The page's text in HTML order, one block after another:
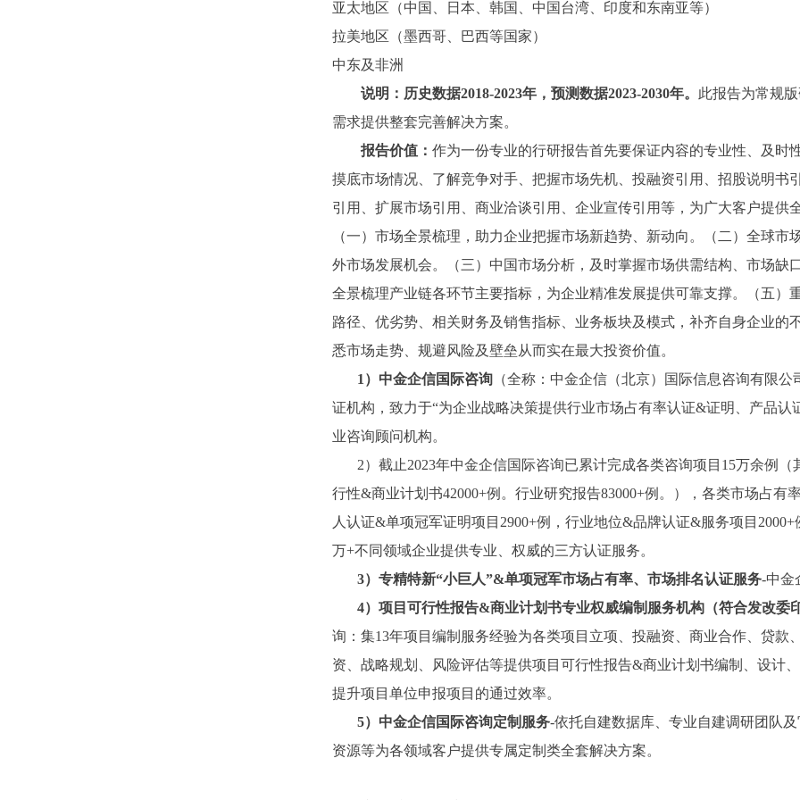
亚太地区（中国、日本、韩国、中国台湾、印度和东南亚等）
拉美地区（墨西哥、巴西等国家）
中东及非洲
说明：历史数据2018-2023年，预测数据2023-2030年。 此报告为常规
需求提供整套完善解决方案。
报告价值： 作为一份专业的行研报告首先要保证内容的专业性、及时
摸底市场情况、了解竞争对手、把握市场先机、投融资引用、招股说明书
引用、扩展市场引用、商业洽谈引用、企业宣传引用等，为广大客户提供
（一）市场全景梳理，助力企业把握市场新趋势、新动向。（二）全球
外市场发展机会。（三）中国市场分析，及时掌握市场供需结构、市场缺
全景梳理产业链各环节主要指标，为企业精准发展提供可靠支撑。（五）
路径、优劣势、相关财务及销售指标、业务板块及模式，补齐自身企业
悉市场走势、规避风险及壁垒从而实在最大投资价值。
1）中金企信国际咨询 （全称：中金企信（北京）国际信息咨询有限
证机构，致力于“为企业战略决策提供行业市场占有率认证&证明、产品认
业咨询顾问机构。
2）截止2023年中金企信国际咨询已累计完成各类咨询项目15万余例（
行性&商业计划书42000+例。行业研究报告83000+例。），各类市场占
人认证&单项冠军证明项目2900+例，行业地位&品牌认证&服务项目
万+不同领域企业提供专业、权威的三方认证服务。
3）专精特新“小巨人”&单项冠军市场占有率、市场排名认证服务-中金
4）项目可行性报告&商业计划书专业权威编制服务机构（符合发改委
询：集13年项目编制服务经验为各类项目立项、投融资、商业合作、贷
资、战略规划、风险评估等提供项目可行性报告&商业计划书编制、设计
提升项目单位申报项目的通过效率。
5）中金企信国际咨询定制服务-依托自建数据库、专业自建调研团队
资源等为各领域客户提供专属定制类全套解决方案。